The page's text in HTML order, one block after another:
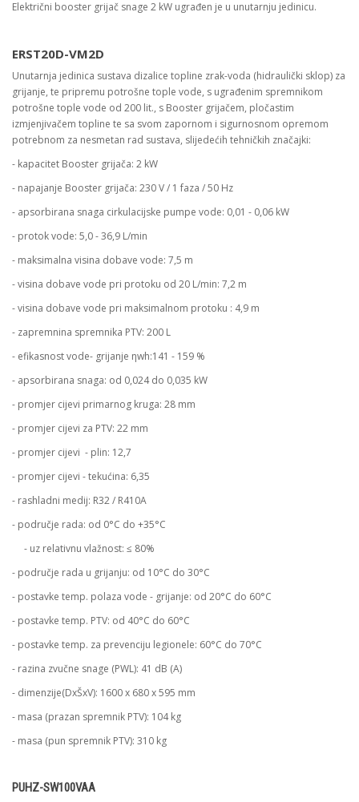
Električni booster grijač snage 2 kW ugrađen je u unutarnju jedinicu.
ERST20D-VM2D
Unutarnja jedinica sustava dizalice topline zrak-voda (hidraulički sklop) za
grijanje, te pripremu potrošne tople vode, s ugrađenim spremnikom
potrošne tople vode od 200 lit., s Booster grijačem, pločastim
izmjenjivačem topline te sa svom zapornom i sigurnosnom opremom
potrebnom za nesmetan rad sustava, slijedećih tehničkih značajki:
- kapacitet Booster grijača: 2 kW
- napajanje Booster grijača: 230 V / 1 faza / 50 Hz
- apsorbirana snaga cirkulacijske pumpe vode: 0,01 - 0,06 kW
- protok vode: 5,0 - 36,9 L/min
- maksimalna visina dobave vode: 7,5 m
- visina dobave vode pri protoku od 20 L/min: 7,2 m
- visina dobave vode pri maksimalnom protoku : 4,9 m
- zapremnina spremnika PTV: 200 L
- efikasnost vode- grijanje ηwh:141 - 159 %
- apsorbirana snaga: od 0,024 do 0,035 kW
- promjer cijevi primarnog kruga: 28 mm
- promjer cijevi za PTV: 22 mm
- promjer cijevi - plin: 12,7
- promjer cijevi - tekućina: 6,35
- rashladni medij: R32 / R410A
- područje rada: od 0°C do +35°C
- uz relativnu vlažnost: ≤ 80%
- područje rada u grijanju: od 10°C do 30°C
- postavke temp. polaza vode - grijanje: od 20°C do 60°C
- postavke temp. PTV: od 40°C do 60°C
- postavke temp. za prevenciju legionele: 60°C do 70°C
- razina zvučne snage (PWL): 41 dB (A)
- dimenzije(DxŠxV): 1600 x 680 x 595 mm
- masa (prazan spremnik PTV): 104 kg
- masa (pun spremnik PTV): 310 kg
PUHZ-SW100VAA